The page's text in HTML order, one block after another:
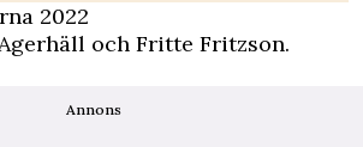
2022
och Fritte Fritzson.
Annons